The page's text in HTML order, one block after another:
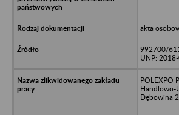
akta
992700/
UNP:
POLEXPO
Handlowo-
Dębowina 2